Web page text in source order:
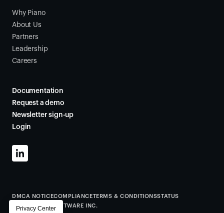
Why Piano
About Us
Partners
Leadership
Careers
Documentation
Request a demo
Newsletter sign-up
Login
DMCA NOTICECOMPLIANCETERMS & CONDITIONSSTATUS
©2026 PIANO SOFTWARE INC.